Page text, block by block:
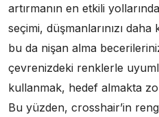
artırmanın en etkili
seçimi, düşmanlarınızı
bu da nişan alma
çevrenizdeki renklerle
kullanmak, hedef almakta
Bu yüzden, crosshair’in